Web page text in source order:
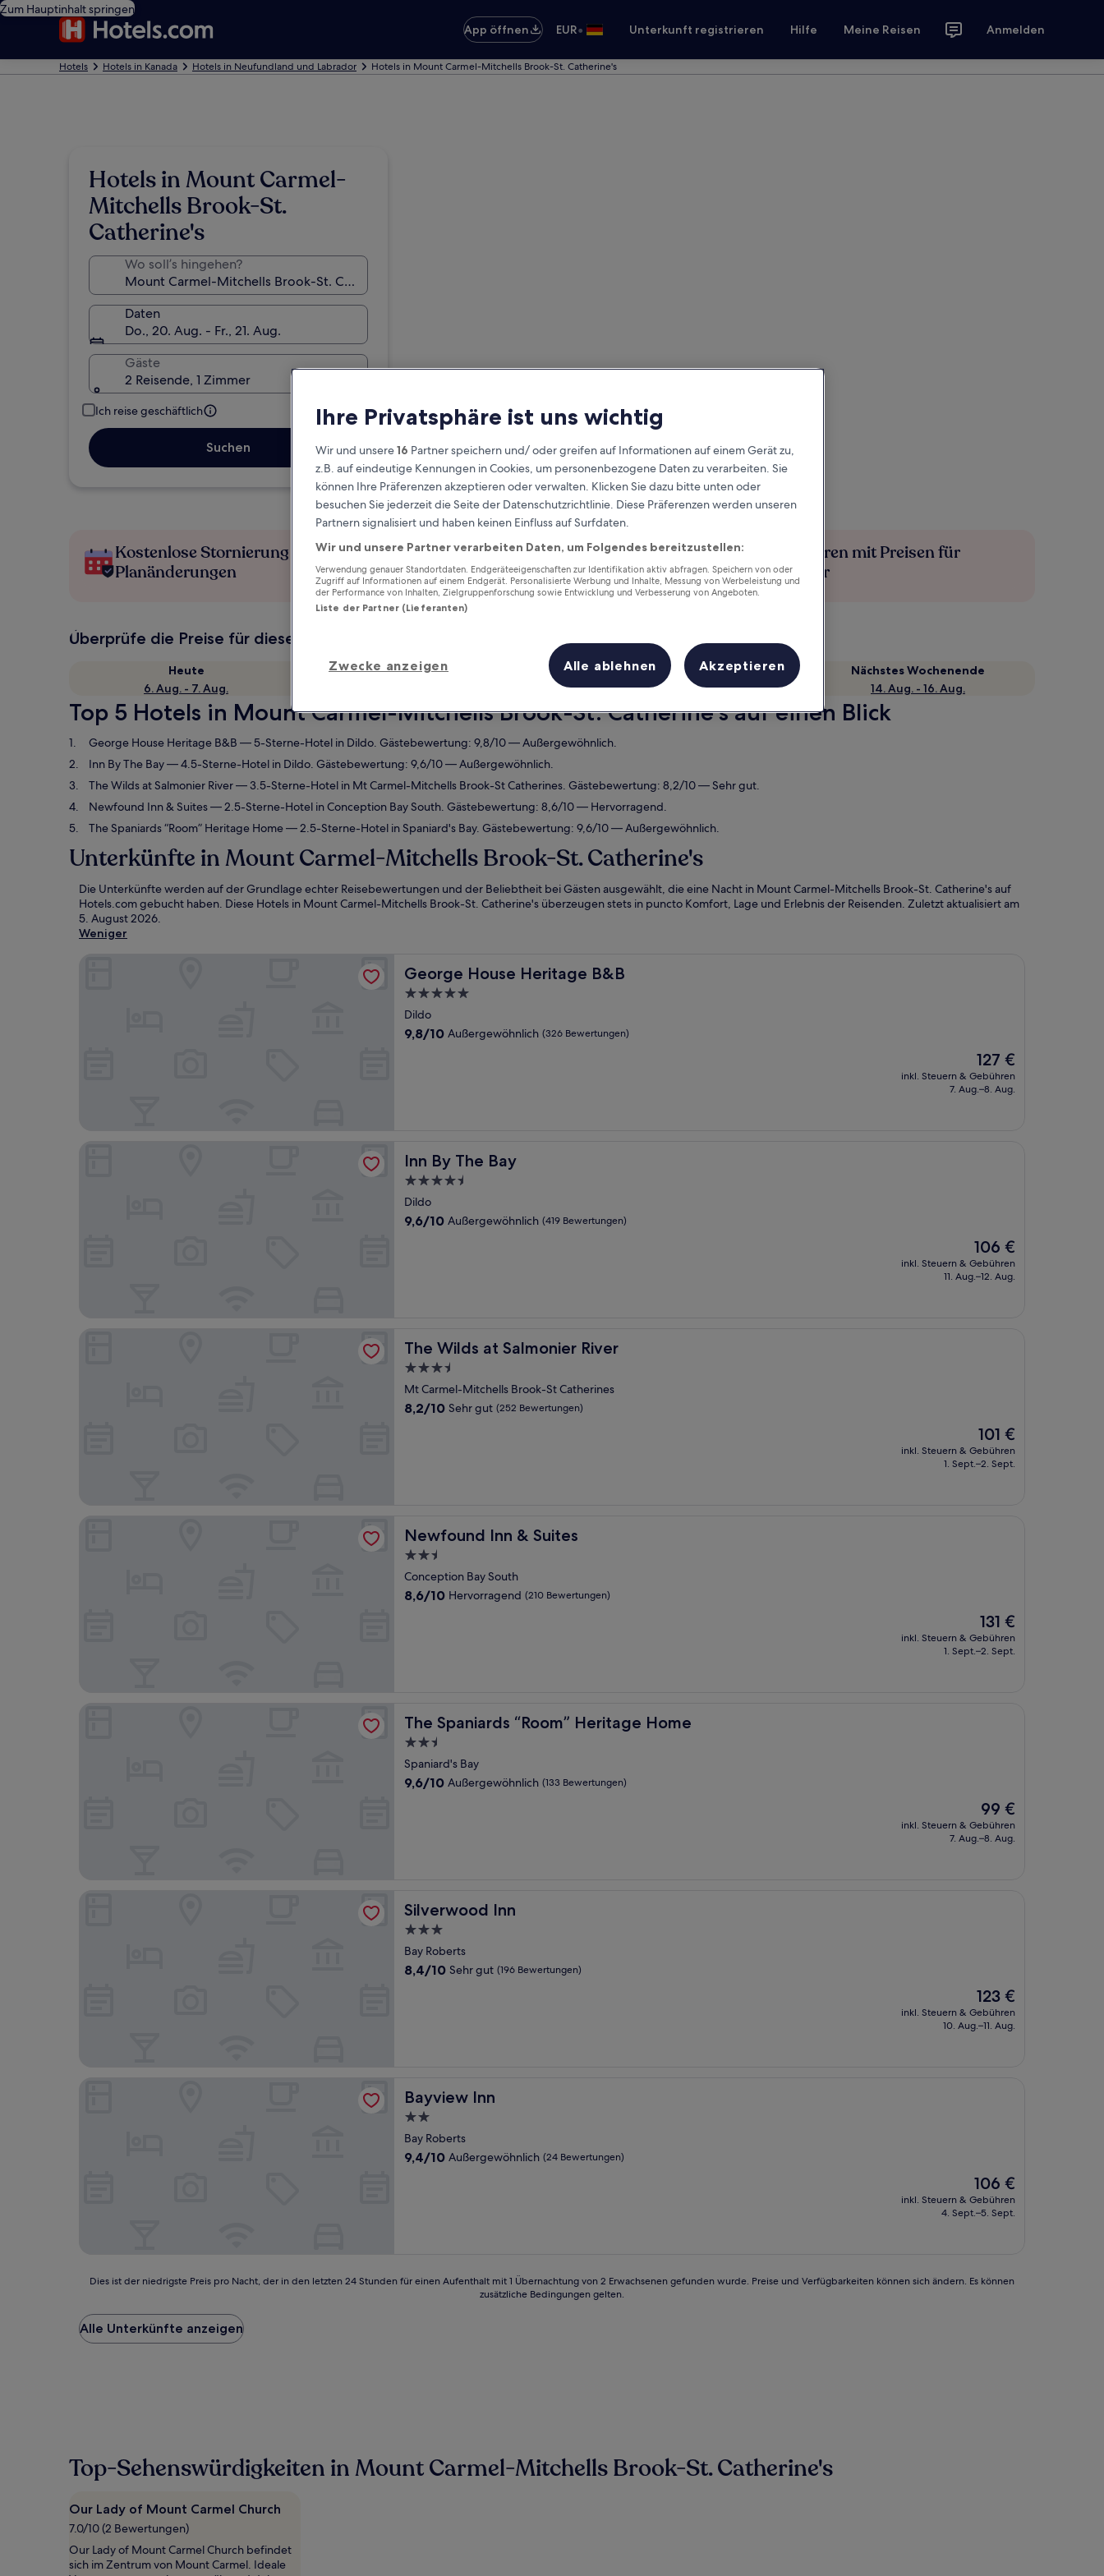
Zum Hauptinhalt springen
App öffnen
EUR• Unterkunft registrieren Hilfe Meine Reisen Anmelden
Hotels Hotels in Kanada Hotels in Neufundland und Labrador Hotels in Mount Carmel-Mitchells Brook-St. Catherine's
Hotels in Mount Carmel-
Mitchells Brook-St.
Catherine's
Wo soll’s hingehen?
Daten
Do., 20. Aug. - Fr., 21. Aug.
Gäste
2 Reisende, 1 Zimmer
Ich reise geschäftlich
Suchen
Kostenlose Stornierung bei
Planänderungen
Verdiene Prämien für jede
wahrgenommene Übernachtung
Mehr sparen mit Preisen für
Mitglieder
Überprüfe die Preise für diese Daten
Heute
6. Aug. - 7. Aug.
Morgen
Dieses Wochenende
7. Aug. - 9. Aug.
Nächstes Wochenende
14. Aug. - 16. Aug.
Top 5 Hotels in Mount Carmel-Mitchells Brook-St. Catherine's auf einen Blick
George House Heritage B&B — 5-Sterne-Hotel in Dildo. Gästebewertung: 9,8/10 — Außergewöhnlich.
Inn By The Bay— 4.5-Sterne-Hotel in Dildo. Gästebewertung: 9,6/10 — Außergewöhnlich.
The Wilds at Salmonier River— 3.5-Sterne-Hotel in Mt Carmel-Mitchells Brook-St Catherines. Gästebewertung: 8,2/10 — Sehr gut.
Newfound Inn & Suites— 2.5-Sterne-Hotel in Conception Bay South. Gästebewertung: 8,6/10 — Hervorragend.
The Spaniards “Room” Heritage Home— 2.5-Sterne-Hotel in Spaniard's Bay. Gästebewertung: 9,6/10 — Außergewöhnlich.
Unterkünfte in Mount Carmel-Mitchells Brook-St. Catherine's
Die Unterkünfte werden auf der Grundlage echter Reisebewertungen und der Beliebtheit bei Gästen ausgewählt, die eine Nacht in Mount Carmel-Mitchells Brook-St. Catherine's auf
Hotels.com gebucht haben. Diese Hotels in Mount Carmel-Mitchells Brook-St. Catherine's überzeugen stets in puncto Komfort, Lage und Erlebnis der Reisenden. Zuletzt aktualisiert am
5. August 2026.
Weniger
George House Heritage B&B
George House Heritage B&B
5.0-
Sterne-
Unterkunft
Dildo
9.8
9,8/10 Außergewöhnlich (326 Bewertungen)
Der
Preis
beträgt
127 €
inkl. Steuern & Gebühren
7. Aug.–8. Aug.
Inn By The Bay
Inn By The Bay
4.5-
Sterne-
Unterkunft
Dildo
9.6
9,6/10 Außergewöhnlich (419 Bewertungen)
Der
Preis
beträgt
106 €
inkl. Steuern & Gebühren
11. Aug.–12. Aug.
The Wilds at Salmonier River
The Wilds at Salmonier River
3.5-
Sterne-
Unterkunft
Mt Carmel-Mitchells Brook-St Catherines
8.2
8,2/10 Sehr gut (252 Bewertungen)
Der
Preis
beträgt
101 €
inkl. Steuern & Gebühren
1. Sept.–2. Sept.
Newfound Inn & Suites
Newfound Inn & Suites
2.5-
Sterne-
Unterkunft
Conception Bay South
8.6
8,6/10 Hervorragend (210 Bewertungen)
Der
Preis
beträgt
131 €
inkl. Steuern & Gebühren
1. Sept.–2. Sept.
The Spaniards “Room” Heritage Home
The Spaniards “Room” Heritage Home
2.5-
Sterne-
Unterkunft
Spaniard's Bay
9.6
9,6/10 Außergewöhnlich (133 Bewertungen)
Der
Preis
beträgt
99 €
inkl. Steuern & Gebühren
7. Aug.–8. Aug.
Silverwood Inn
Silverwood Inn
3.0-
Sterne-
Unterkunft
Bay Roberts
8.4
8,4/10 Sehr gut (196 Bewertungen)
Der
Preis
beträgt
123 €
inkl. Steuern & Gebühren
10. Aug.–11. Aug.
Bayview Inn
Bayview Inn
2.0-
Sterne-
Unterkunft
Bay Roberts
9.4
9,4/10 Außergewöhnlich (24 Bewertungen)
Der
Preis
beträgt
106 €
inkl. Steuern & Gebühren
4. Sept.–5. Sept.
Dies
der
niedrigste
Preis
für
einen
mit
1 Übernachtung
von
2 Erwachsenen
gefunden
Dies ist der niedrigste Preis pro Nacht, der in den letzten 24 Stunden für einen Aufenthalt mit 1 Übernachtung von 2 Erwachsenen gefunden wurde. Preise und Verfügbarkeiten können sich ändern. Es können
zusätzliche Bedingungen gelten.
Alle Unterkünfte anzeigen
Top-Sehenswürdigkeiten in Mount Carmel-Mitchells Brook-St. Catherine's
Our Lady of Mount Carmel Church
7.0/10 (2 Bewertungen)
Our Lady of Mount Carmel Church befindet
sich im Zentrum von Mount Carmel. Ideale
Ihre Privatsphäre ist uns wichtig
Wir und unsere16 Partner speichern und/ oder greifen auf Informationen auf einem Gerät zu,
z.B. auf eindeutige Kennungen in Cookies, um personenbezogene Daten zu verarbeiten. Sie
können Ihre Präferenzen akzeptieren oder verwalten. Klicken Sie dazu bitte unten oder
besuchen Sie jederzeit die Seite der Datenschutzrichtlinie. Diese Präferenzen werden unseren
Partnern signalisiert und haben keinen Einfluss auf Surfdaten.
Wir und unsere Partner verarbeiten Daten, um Folgendes bereitzustellen:
Verwendung genauer Standortdaten. Endgeräteeigenschaften zur Identifikation aktiv abfragen. Speichern von oder
Zugriff auf Informationen auf einem Endgerät. Personalisierte Werbung und Inhalte, Messung von Werbeleistung und
der Performance von Inhalten, Zielgruppenforschung sowie Entwicklung und Verbesserung von Angeboten.
Liste der Partner (Lieferanten)
Zwecke anzeigen Alle ablehnen Akzeptieren